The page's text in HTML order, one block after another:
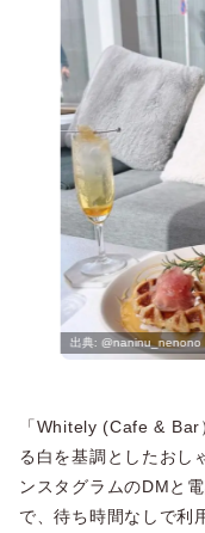
@naninu_nenono
「Whitely (Cafe &
る白を基調としたおし
ンスタグラムのDMと
で、待ち時間なしで利